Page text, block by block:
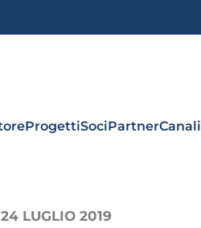
ProgettiSociPartnerCanali
24 LUGLIO 2019